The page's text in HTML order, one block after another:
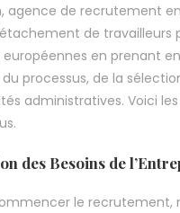
agence de recrutement
de travailleurs
européennes en prenant
du processus, de la
administratives. Voici
des Besoins de
le recrutement,